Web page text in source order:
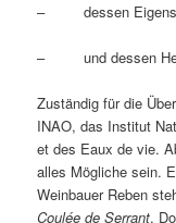
– dessen
– und dessen
Zuständig für die
INAO, das Institut
et des Eaux de vie.
alles Mögliche sein.
Weinbauer Reben
Coulée de Serrant.